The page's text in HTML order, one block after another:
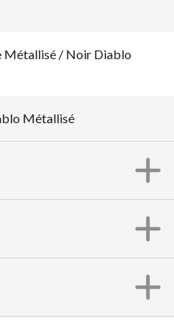
Métallisé / Noir Diablo
Métallisé